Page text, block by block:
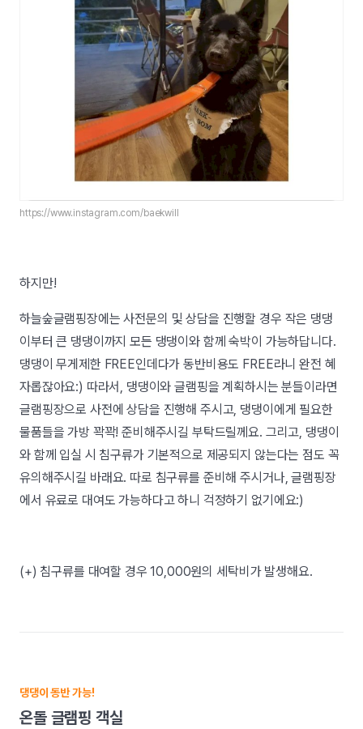
https://www.instagram.com/baekwill
하지만!
하늘숲글램핑장에는 사전문의 및 상담을 진행할 경우 작은 댕댕
이부터 큰 댕댕이까지 모든 댕댕이와 함께 숙박이 가능하답니다.
댕댕이 무게제한 FREE인데다가 동반비용도 FREE라니 완전 혜
자롭잖아요:) 따라서, 댕댕이와 글램핑을 계획하시는 분들이라면
글램핑장으로 사전에 상담을 진행해 주시고, 댕댕이에게 필요한
물품들을 가방 꽉꽉! 준비해주시길 부탁드릴께요. 그리고, 댕댕이
와 함께 입실 시 침구류가 기본적으로 제공되지 않는다는 점도 꼭
유의해주시길 바래요. 따로 침구류를 준비해 주시거나, 글램핑장
에서 유료로 대여도 가능하다고 하니 걱정하기 없기에요:)
(+) 침구류를 대여할 경우 10,000원의 세탁비가 발생해요.
댕댕이 동반 가능!
온돌 글램핑 객실